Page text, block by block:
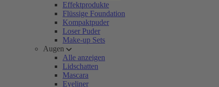
Effektprodukte
Flüssige Foundation
Kompaktpuder
Loser Puder
Make-up Sets
Augen
Alle anzeigen
Lidschatten
Mascara
Eyeliner